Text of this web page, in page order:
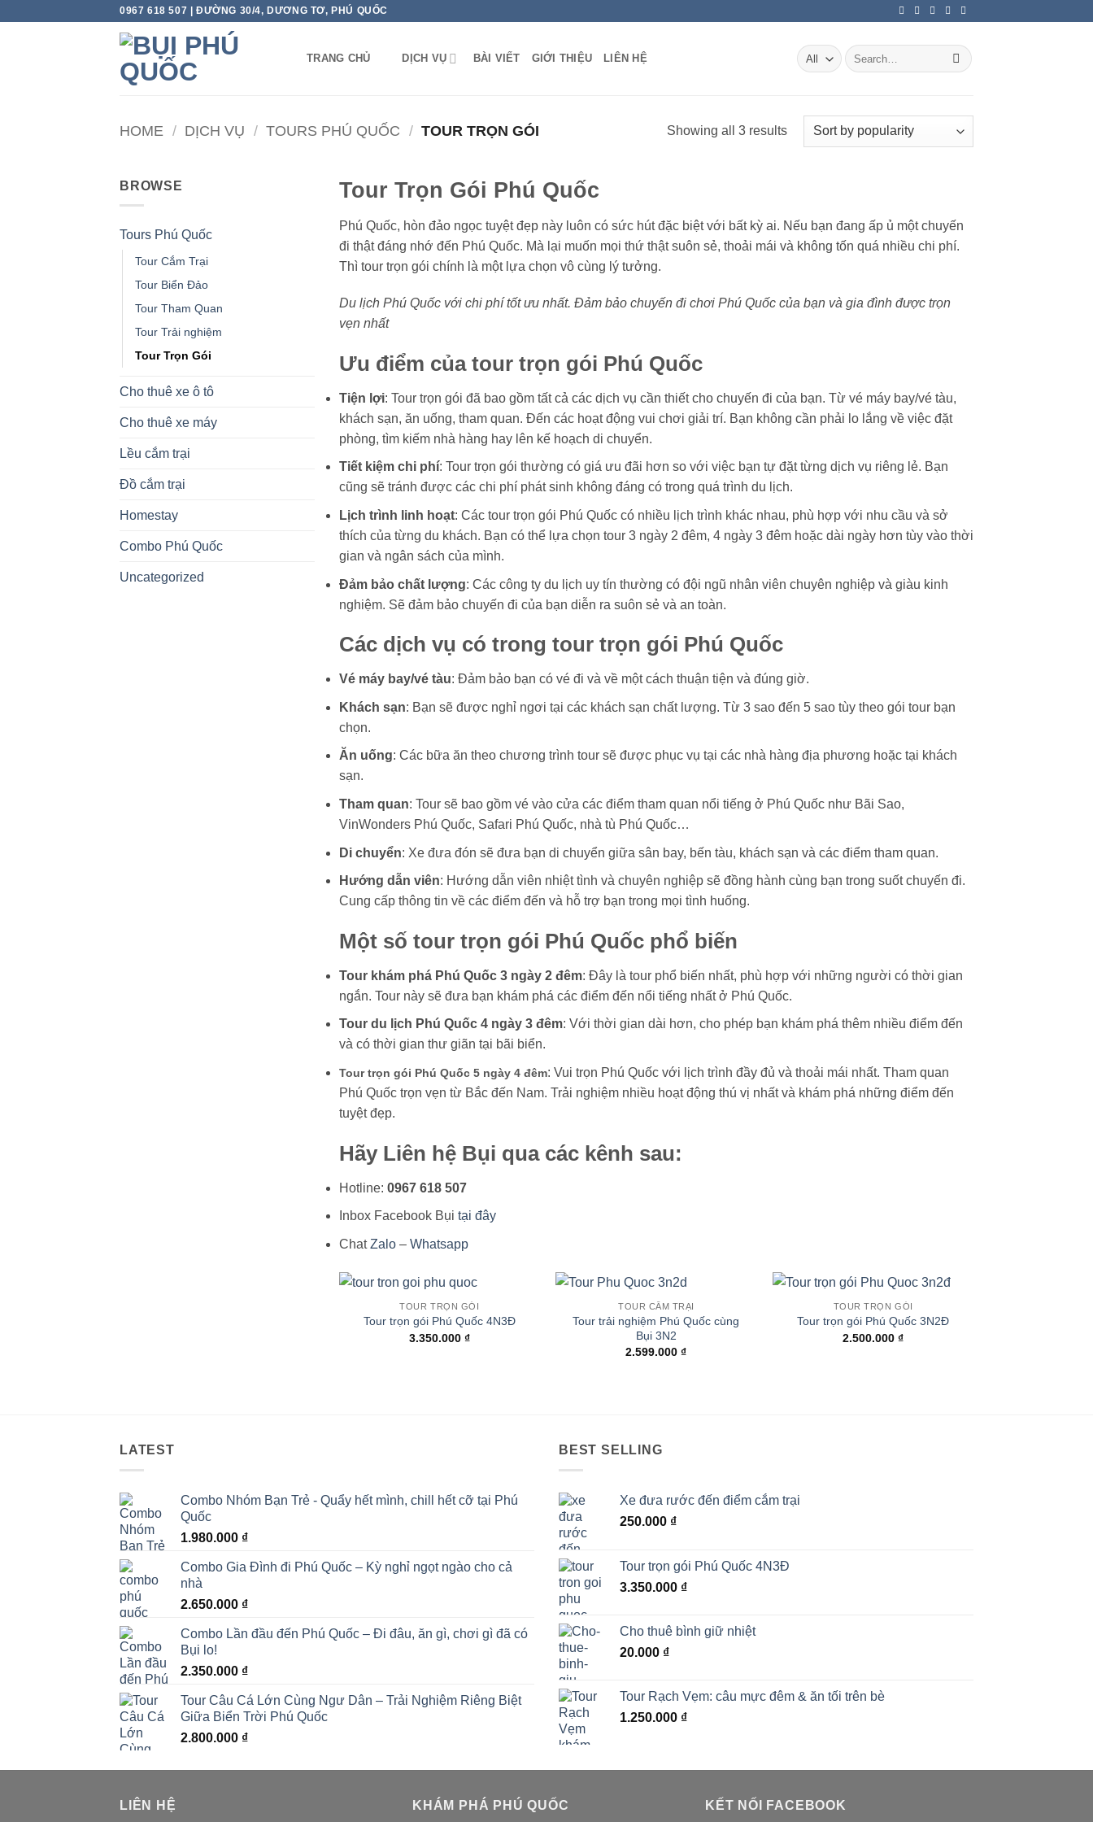
0967 618 507 | ĐƯỜNG 30/4, DƯƠNG TƠ, PHÚ QUỐC
TRANG CHỦ DỊCH VỤ BÀI VIẾT GIỚI THIỆU LIÊN HỆ
Search
for:
HOME / DỊCH VỤ / TOURS PHÚ QUỐC / TOUR TRỌN GÓI Showing all 3 resultsSorted
BROWSE
Tours Phú Quốc
Tour Cắm Trại
Tour Biển Đảo
Tour Tham Quan
Tour Trải nghiệm
Tour Trọn Gói
Cho thuê xe ô tô
Cho thuê xe máy
Lều cắm trại
Đồ cắm trại
Homestay
Combo Phú Quốc
Uncategorized
Tour Trọn Gói Phú Quốc
Phú Quốc, hòn đảo ngọc tuyệt đẹp này luôn có sức hút đặc biệt với bất kỳ ai. Nếu bạn đang ấp ủ một chuyến
đi thật đáng nhớ đến Phú Quốc. Mà lại muốn mọi thứ thật suôn sẻ, thoải mái và không tốn quá nhiều chi phí.
Thì tour trọn gói chính là một lựa chọn vô cùng lý tưởng.
Du lịch Phú Quốc với chi phí tốt ưu nhất. Đảm bảo chuyến đi chơi Phú Quốc của bạn và gia đình được trọn
vẹn nhất
Ưu điểm của tour trọn gói Phú Quốc
Tiện lợi: Tour trọn gói đã bao gồm tất cả các dịch vụ cần thiết cho chuyến đi của bạn. Từ vé máy bay/vé tàu,
khách sạn, ăn uống, tham quan. Đến các hoạt động vui chơi giải trí. Bạn không cần phải lo lắng về việc đặt
phòng, tìm kiếm nhà hàng hay lên kế hoạch di chuyển.
Tiết kiệm chi phí: Tour trọn gói thường có giá ưu đãi hơn so với việc bạn tự đặt từng dịch vụ riêng lẻ. Bạn
cũng sẽ tránh được các chi phí phát sinh không đáng có trong quá trình du lịch.
Lịch trình linh hoạt: Các tour trọn gói Phú Quốc có nhiều lịch trình khác nhau, phù hợp với nhu cầu và sở
thích của từng du khách. Bạn có thể lựa chọn tour 3 ngày 2 đêm, 4 ngày 3 đêm hoặc dài ngày hơn tùy vào thời
gian và ngân sách của mình.
Đảm bảo chất lượng: Các công ty du lịch uy tín thường có đội ngũ nhân viên chuyên nghiệp và giàu kinh
nghiệm. Sẽ đảm bảo chuyến đi của bạn diễn ra suôn sẻ và an toàn.
Các dịch vụ có trong tour trọn gói Phú Quốc
Vé máy bay/vé tàu: Đảm bảo bạn có vé đi và về một cách thuận tiện và đúng giờ.
Khách sạn: Bạn sẽ được nghỉ ngơi tại các khách sạn chất lượng. Từ 3 sao đến 5 sao tùy theo gói tour bạn
chọn.
Ăn uống: Các bữa ăn theo chương trình tour sẽ được phục vụ tại các nhà hàng địa phương hoặc tại khách
sạn.
Tham quan: Tour sẽ bao gồm vé vào cửa các điểm tham quan nổi tiếng ở Phú Quốc như Bãi Sao,
VinWonders Phú Quốc, Safari Phú Quốc, nhà tù Phú Quốc…
Di chuyển: Xe đưa đón sẽ đưa bạn di chuyển giữa sân bay, bến tàu, khách sạn và các điểm tham quan.
Hướng dẫn viên: Hướng dẫn viên nhiệt tình và chuyên nghiệp sẽ đồng hành cùng bạn trong suốt chuyến đi.
Cung cấp thông tin về các điểm đến và hỗ trợ bạn trong mọi tình huống.
Một số tour trọn gói Phú Quốc phổ biến
Tour khám phá Phú Quốc 3 ngày 2 đêm: Đây là tour phổ biến nhất, phù hợp với những người có thời gian
ngắn. Tour này sẽ đưa bạn khám phá các điểm đến nổi tiếng nhất ở Phú Quốc.
Tour du lịch Phú Quốc 4 ngày 3 đêm: Với thời gian dài hơn, cho phép bạn khám phá thêm nhiều điểm đến
và có thời gian thư giãn tại bãi biển.
Tour trọn gói Phú Quốc 5 ngày 4 đêm: Vui trọn Phú Quốc với lịch trình đầy đủ và thoải mái nhất. Tham quan
Phú Quốc trọn vẹn từ Bắc đến Nam. Trải nghiệm nhiều hoạt động thú vị nhất và khám phá những điểm đến
tuyệt đẹp.
Hãy Liên hệ Bụi qua các kênh sau:
Hotline: 0967 618 507
Inbox Facebook Bụi tại đây
Chat Zalo – Whatsapp
TOUR TRỌN GÓI
Tour trọn gói Phú Quốc 4N3Đ
3.350.000 ₫
TOUR CẮM TRẠI
Tour trải nghiệm Phú Quốc cùng
Bụi 3N2
2.599.000₫
TOUR TRỌN GÓI
Tour trọn gói Phú Quốc 3N2Đ
2.500.000₫
LATEST
Combo Nhóm Bạn Trẻ - Quẩy hết mình, chill hết cỡ tại Phú
Quốc
1.980.000 ₫
Combo Gia Đình đi Phú Quốc – Kỳ nghỉ ngọt ngào cho cả
nhà
2.650.000 ₫
Combo Lần đầu đến Phú Quốc – Đi đâu, ăn gì, chơi gì đã có
Bụi lo!
2.350.000 ₫
Tour Câu Cá Lớn Cùng Ngư Dân – Trải Nghiệm Riêng Biệt
Giữa Biển Trời Phú Quốc
2.800.000 ₫
BEST SELLING
Xe đưa rước đến điểm cắm trại
250.000 ₫
Tour trọn gói Phú Quốc 4N3Đ
3.350.000 ₫
Cho thuê bình giữ nhiệt
20.000 ₫
Tour Rạch Vẹm: câu mực đêm & ăn tối trên bè
1.250.000 ₫
LIÊN HỆ KHÁM PHÁ PHÚ QUỐC KẾT NỐI FACEBOOK